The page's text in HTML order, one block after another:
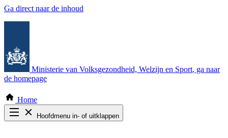
Ga direct naar de inhoud
Ministerie van Volksgezondheid, Welzijn en Sport, ga naar
de homepage
Home
Hoofdmenu in- of uitklappen